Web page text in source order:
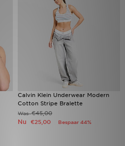
Calvin Klein Underwear Modern
Cotton Stripe Bralette
Was€45,00
Nu €25,00 Bespaar 44%